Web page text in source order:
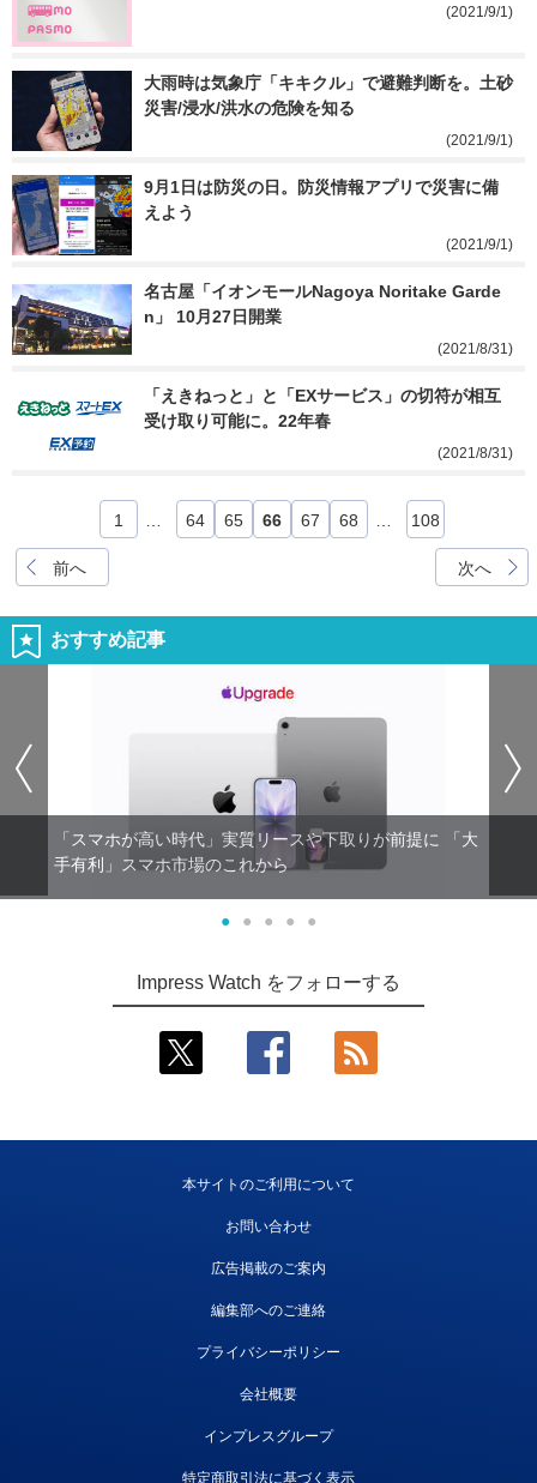
(2021/9/1)
大雨時は気象庁「キキクル」で避難判断を。土砂
災害/浸水/洪水の危険を知る
(2021/9/1)
9月1日は防災の日。防災情報アプリで災害に備
えよう
(2021/9/1)
名古屋「イオンモールNagoya Noritake Garde
n」 10月27日開業
(2021/8/31)
「えきねっと」と「EXサービス」の切符が相互
受け取り可能に。22年春
(2021/8/31)
前へ
1 64 65 66 67 68 108
次へ
おすすめ記事
「スマホが高い時代」実質リースや下取りが前提に 「大
手有利」スマホ市場のこれから
● ● ● ● ●
Impress Watch をフォローする
本サイトのご利用について
お問い合わせ
広告掲載のご案内
編集部へのご連絡
プライバシーポリシー
会社概要
インプレスグループ
特定商取引法に基づく表示